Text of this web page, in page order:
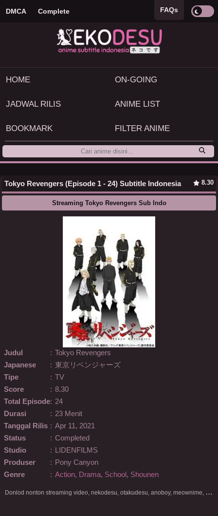
DMCA Complete FAQs
HOME ON-GOING
JADWAL RILIS ANIME LIST
BOOKMARK FILTER ANIME
Tokyo Revengers (Episode 1 - 24) Subtitle Indonesia 8.30
Streaming Tokyo Revengers Sub Indo
Judul : Tokyo Revengers
Japanese
: 東京リベンジャーズ
Tipe
: TV
Score
: 8.30
Total Episode: 24
Durasi
: 23 Menit
Tanggal Rilis : Apr 11, 2021
Status
: Completed
Studio
:
LIDENFILMS
Produser
: Pony Canyon
Genre
: Action, Drama, School , Shounen
D
onlod nonton streaming video, nekodesu, otakudesu, anoboy, meownime, anitoki, meguminime, melody, oploverz, anoboy, nimegami, unduh, riie net, drivenime, myanimelist, MAL, kusonime, neonime, bstation, maxnime, Netflix, animeindo, anichin, crunchyroll, neonime, samehadaku, streaming, otakupoi, awsubs, anibatch, anikyojin, nekonime, kurogaze, zippyshare, vidio google drive, Muse Indonesia, kazefuri, iQIYI, Viu, Ani-One Asia, Animenonton, Otaku desu, Mangaku, Anibatch,Vidio, Genflix, Amazon Prime Video, 3GP, Mp4, 240p, Terlengkap.